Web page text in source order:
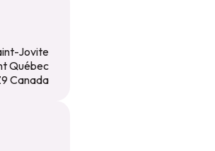
Jovite
Québec
Canada